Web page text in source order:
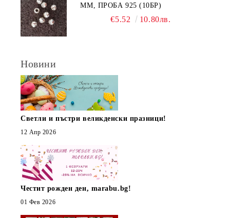
ММ, ПРОБА 925 (10БР)
€5.52 10.80лв.
Новини
Светли и пъстри великденски празници!
12 Апр 2026
Честит рожден ден, marabu.bg!
01 Фев 2026